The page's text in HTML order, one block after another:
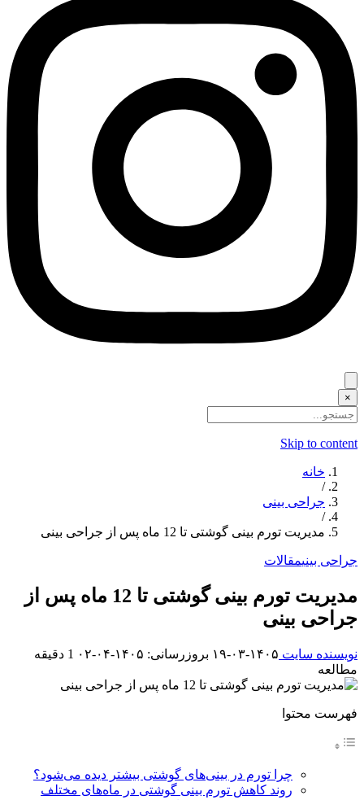
×
Skip to content
خانه
/
جراحی بینی
/
مدیریت تورم بینی گوشتی تا 12 ماه پس از جراحی بینی
جراحی بینیمقالات
مدیریت تورم بینی گوشتی تا 12 ماه پس از
جراحی بینی
نویسنده سایت ۱۴۰۵-۰۳-۱۹ بروزرسانی: ۱۴۰۵-۰۴-۰۲
1 دقیقه
مطالعه
فهرست محتوا
چرا تورم در بینی‌های گوشتی بیشتر دیده می‌شود؟
روند کاهش تورم بینی گوشتی در ماه‌های مختلف